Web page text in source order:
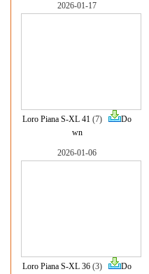
2026-01-17
Loro Piana S-XL 41 (7)
Do
wn
2026-01-06
Loro Piana S-XL 36 (3) Do